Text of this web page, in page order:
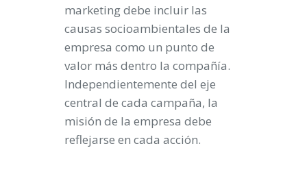
marketing debe incluir las
causas socioambientales de la
empresa como un punto de
valor más dentro la compañía.
Independientemente del eje
central de cada campaña, la
misión de la empresa debe
reflejarse en cada acción.